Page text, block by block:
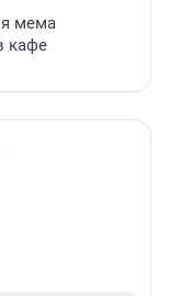
мема
кафе